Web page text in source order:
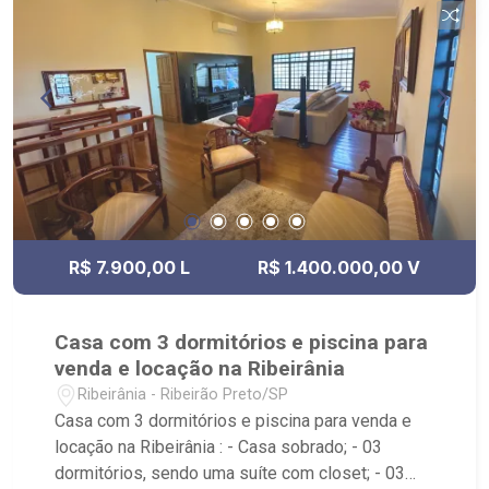
R$ 7.900,00 L R$ 1.400.000,00 V
Casa com 3 dormitórios e piscina para
venda e locação na Ribeirânia
Ribeirânia - Ribeirão Preto/SP
Casa com 3 dormitórios e piscina para venda e
locação na Ribeirânia : - Casa sobrado; - 03
dormitórios, sendo uma suíte com closet; - 03